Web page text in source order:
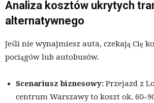
Analiza kosztów ukrytych
alternatywnego
Jeśli nie wynajmiesz auta, czekają Cię
pociągów lub autobusów.
Scenariusz biznesowy: Przejazd z
centrum Warszawy to koszt ok.